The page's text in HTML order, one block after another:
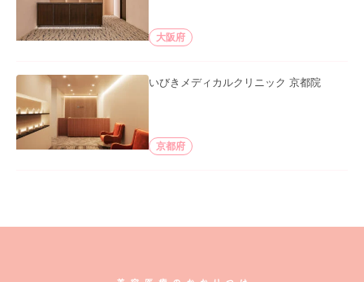
大阪府
いびきメディカルクリニック 京都院
京都府